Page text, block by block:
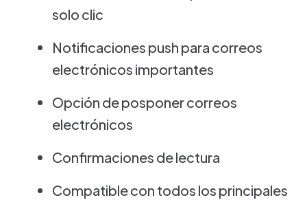
solo clic
Notificaciones push para correos
electrónicos importantes
Opción de posponer correos
electrónicos
Confirmaciones de lectura
Compatible con todos los principales